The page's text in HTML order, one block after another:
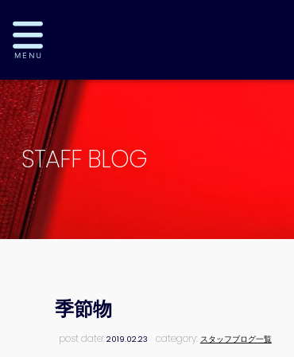
STAFF BLOG
季節物
post date:2019.02.23 category: スタッフブログ一覧